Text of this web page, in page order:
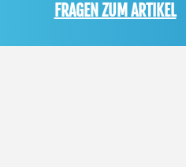
FRAGEN ZUM ARTIKEL